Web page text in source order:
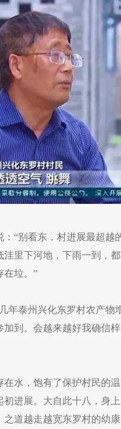
别看东，村进展最超越
里下河地，下雨一到，
在垃。”
泰州兴化东罗村农产物
到。会越来越好我确信
，饱有了保护村民的温
进展。大自此十八，身
道越走越宽东罗村的幼